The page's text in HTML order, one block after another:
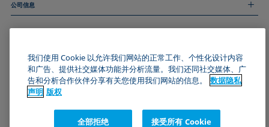
技术服务
和我们取得联系
公司信息
关于我们
数据隐私声明
Cookie政策
加入KRÜSS社区
我们使用 Cookie 以允许我们网站的正常工作、个性化设计内容
和广告、提供社交媒体功能并分析流量。我们还同社交媒体、广
告和分析合作伙伴分享有关您使用我们网站的信息。
数据隐私
声明 版权
全部拒绝 接受所有 Cookie